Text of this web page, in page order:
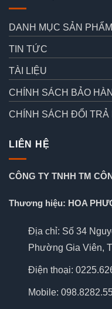
DANH MỤC SẢN PHẨM
TIN TỨC
TÀI LIỆU
CHÍNH SÁCH BẢO
CHÍNH SÁCH ĐỔI TRẢ
LIÊN HỆ
CÔNG TY TNHH TM
Thương hiệu: HOA
Địa chỉ: Số 34
Phường Gia Viên,
Điện thoại:
Mobile: